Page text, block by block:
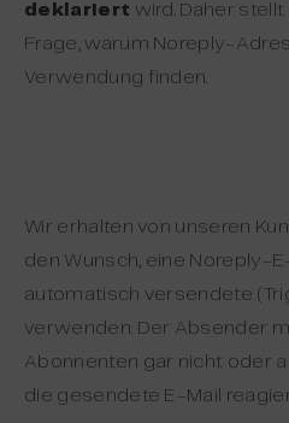
deklariert wird. Daher
Frage, warum Noreply-
Verwendung finden.
Wir erhalten von unseren
den Wunsch, eine Noreply-
automatisch versendete
verwenden. Der Absender
Abonnenten gar nicht oder
die gesendete E-Mail